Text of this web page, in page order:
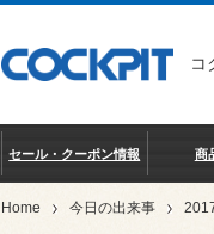
コ
セール・クーポン情報 商
Home 今日の出来事